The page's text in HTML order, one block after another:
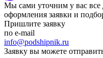
Мы сами уточним у вас все
оформления заявки и
Пришлите заявку
по e-mail
info@podshipnik.ru
Заявку вы можете